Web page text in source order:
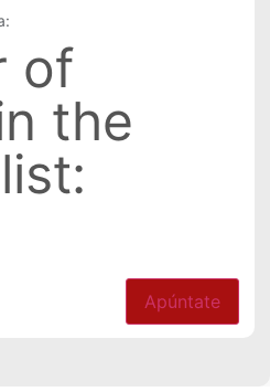
of
the
Apúntate